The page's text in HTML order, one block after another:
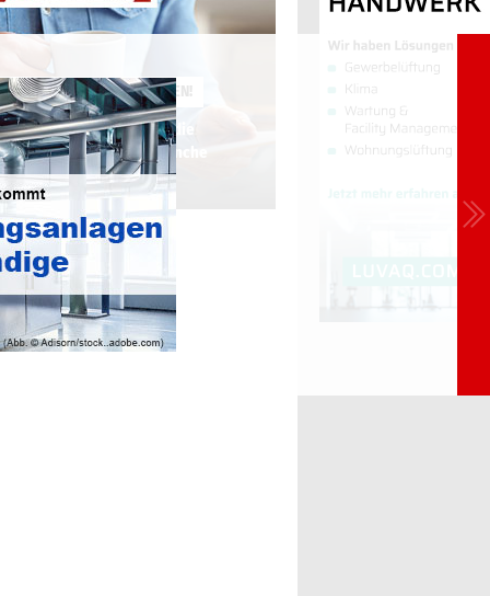
JETZT KOSTENLOS ANMELDEN!
Informationsdienst für die
, Klima-, Kältebranche